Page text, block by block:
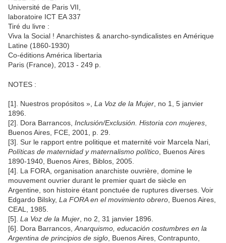
Université de Paris VII,
laboratoire ICT EA 337
Tiré du livre :
Viva la Social ! Anarchistes & anarcho-syndicalistes en Amérique
Latine (1860-1930)
Co-éditions América libertaria
Paris (France), 2013 - 249 p.
NOTES :
[1]. Nuestros propósitos », La Voz de la Mujer , no 1, 5 janvier
1896.
[2]. Dora Barrancos, Inclusión/Exclusión. Historia con mujeres
Buenos Aires, FCE, 2001, p. 29.
[3]. Sur le rapport entre politique et maternité voir Marcela Nari,
Políticas de maternidad y maternalismo político , Buenos Aires
1890-1940, Buenos Aires, Biblos, 2005.
[4]. La FORA, organisation anarchiste ouvrière, domine le
mouvement ouvrier durant le premier quart de siècle en
Argentine, son histoire étant ponctuée de ruptures diverses. Voir
Edgardo Bilsky, La FORA en el movimiento obrero , Buenos Aires,
CEAL, 1985.
[5]. La Voz de la Mujer , no 2, 31 janvier 1896.
[6]. Dora Barrancos, Anarquismo, educación costumbres en la
Argentina de principios de siglo , Buenos Aires, Contrapunto,